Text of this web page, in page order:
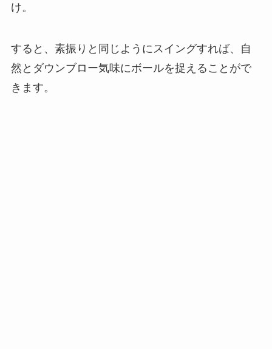
け。
すると、素振りと同じようにスイングすれば、自
然とダウンブロー気味にボールを捉えることがで
きます。